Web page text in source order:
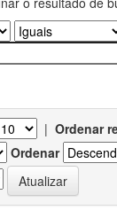
| Ordenar
Ordenar